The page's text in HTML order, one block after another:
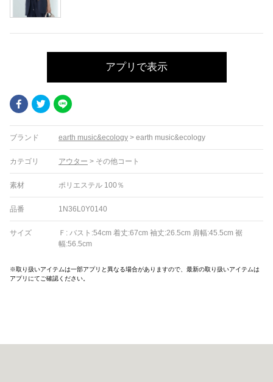
アプリで表示
FacebookTwitter
ブランド earth music&ecology > earth music&ecology
カテゴリ アウター > その他コート
素材 ポリエステル 100％
品番 1N36L0Y0140
サイズ
Ｆ: バスト:54cm 着丈:67cm 袖丈:26.5cm 肩幅:45.5cm 裾
幅:56.5cm
※取り扱いアイテムは一部アプリと異なる場合がありますので、最新の取り扱いアイテムは
アプリにてご確認ください。